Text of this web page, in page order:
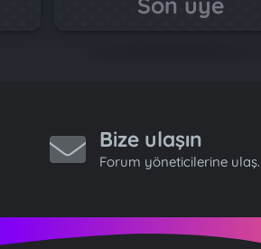
Bize ulaşın
Forum yöneticilerine ulaş.